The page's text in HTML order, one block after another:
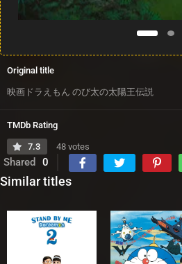
Original title
映画ドラえもん のび太の太陽王伝説
TMDb Rating
7.3 48 votes
Shared 0
Similar titles